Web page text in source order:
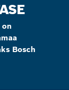
Bosch